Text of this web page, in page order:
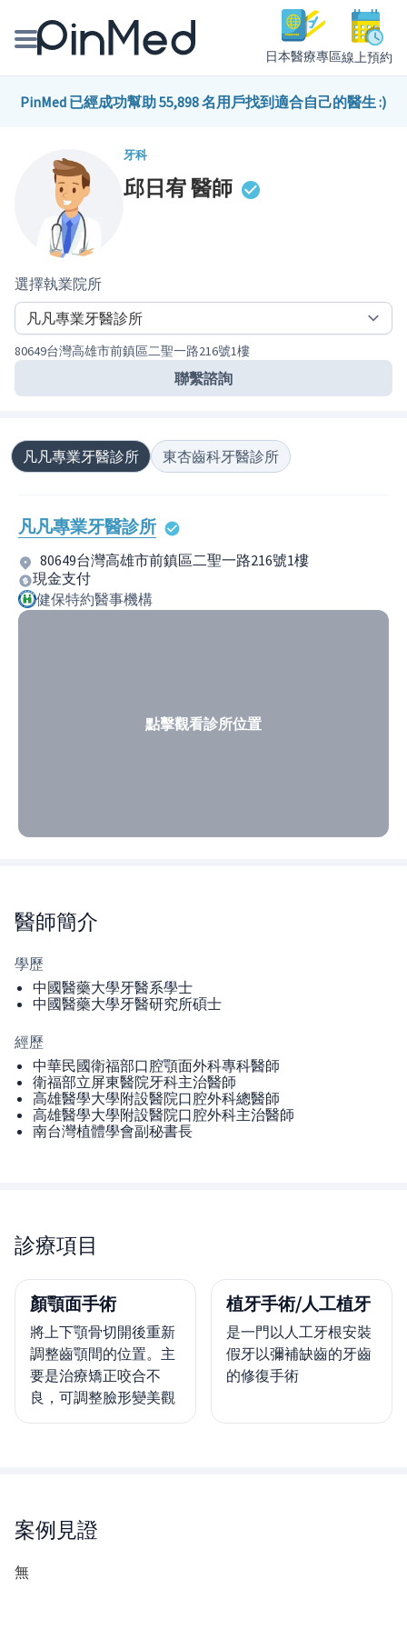
日本醫療專區線上預約
線上預約醫師、院所
健康主題館
PinMed 已經成功幫助 55,898 名用戶找到適合自己的醫生 :)
牙科
邱日宥醫師
選擇執業院所
80649台灣高雄市前鎮區二聖一路216號1樓
聯繫諮詢
凡凡專業牙醫診所 東杏齒科牙醫診所
凡凡專業牙醫診所
80649台灣高雄市前鎮區二聖一路216號1樓
現金支付
健保特約醫事機構
點擊觀看診所位置
醫師簡介
學歷
中國醫藥大學牙醫系學士
中國醫藥大學牙醫研究所碩士
經歷
中華民國衛福部口腔顎面外科專科醫師
衛福部立屏東醫院牙科主治醫師
高雄醫學大學附設醫院口腔外科總醫師
高雄醫學大學附設醫院口腔外科主治醫師
南台灣植體學會副秘書長
診療項目
顏顎面手術
將上下顎骨切開後重新
調整齒顎間的位置。主
要是治療矯正咬合不
良，可調整臉形變美觀
植牙手術/人工植牙
是一門以人工牙根安裝
假牙以彌補缺齒的牙齒
的修復手術
案例見證
無